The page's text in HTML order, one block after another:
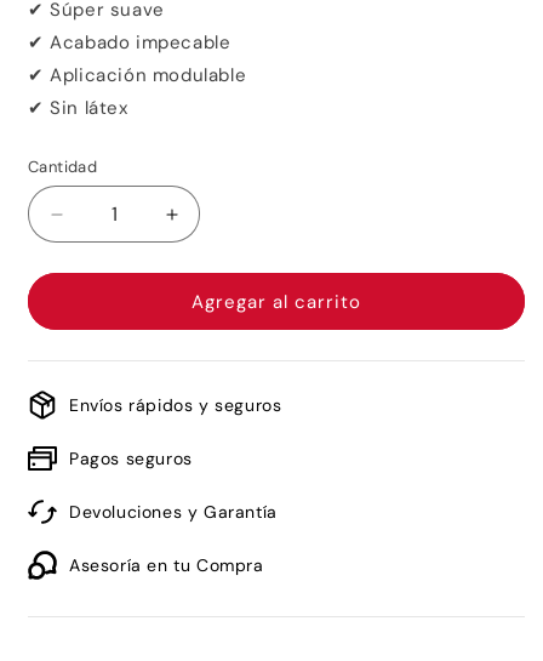
✔ Súper suave
✔ Acabado impecable
✔ Aplicación modulable
✔ Sin látex
Cantidad
Reducir
cantidad
para
Duo
Blending
-
Pink/Mauve
Aumentar
cantidad
para
Cala
Duo
Blending
-
Pink/Mauve
Agregar al carrito
Envíos rápidos y seguros
Pagos seguros
Devoluciones y Garantía
Asesoría en tu Compra